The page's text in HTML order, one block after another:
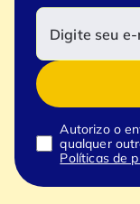
Autorizo o
qualquer
Políticas de